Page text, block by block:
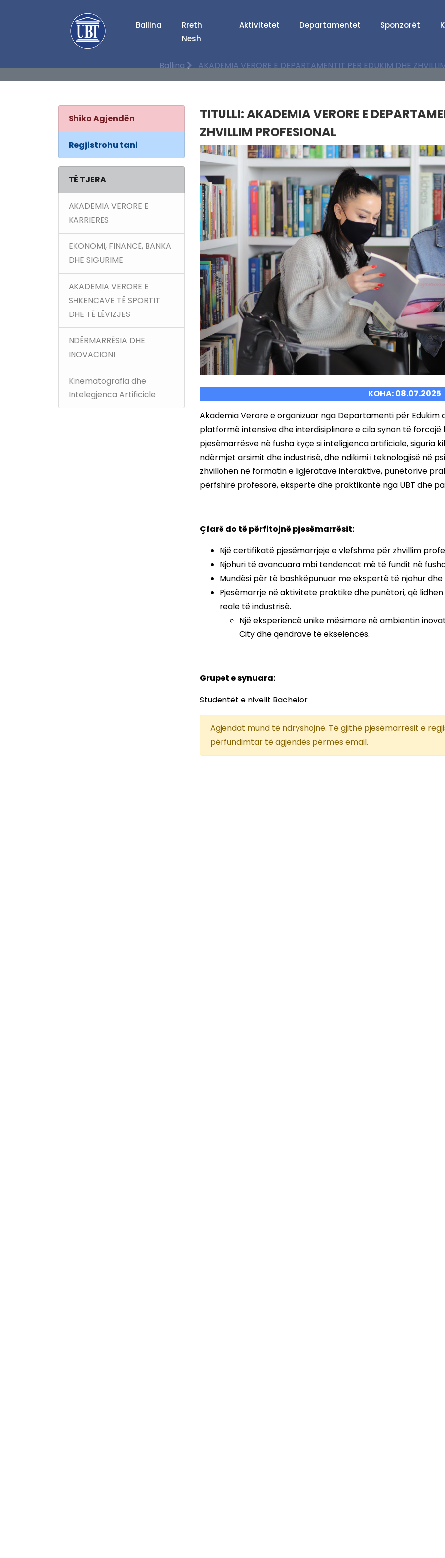
Ballina
Rreth
Nesh
Aktivitetet Departamentet Sponzorët
Ballina AKADEMIA VERORE E DEPARTAMENTIT PER EDUKIM DHE
Shiko Agjendën
Regjistrohu tani
TË TJERA
AKADEMIA VERORE E
KARRIERËS
EKONOMI, FINANCË, BANKA
DHE SIGURIME
AKADEMIA VERORE E
SHKENCAVE TË SPORTIT
DHE TË LËVIZJES
NDËRMARRËSIA DHE
INOVACIONI
Kinematografia dhe
Intelegjenca Artificiale
TITULLI: AKADEMIA VERORE E
ZHVILLIM PROFESIONAL
KOHA: 08.07.2025
Akademia Verore e organizuar nga Departamenti për Edukim
platformë intensive dhe interdisiplinare e cila synon të
pjesëmarrësve në fusha kyçe si inteligjenca artificiale, siguria
ndërmjet arsimit dhe industrisë, dhe ndikimi i teknologjisë në
zhvillohen në formatin e ligjëratave interaktive, punëtorive
përfshirë profesorë, ekspertë dhe praktikantë nga UBT dhe
Çfarë do të përfitojnë pjesëmarrësit:
Një certifikatë pjesëmarrjeje e vlefshme për zhvillim
Njohuri të avancuara mbi tendencat më të fundit në
Mundësi për të bashkëpunuar me ekspertë të njohur
Pjesëmarrje në aktivitete praktike dhe punëtori, që
reale të industrisë.
Një eksperiencë unike mësimore në ambientin
City dhe qendrave të ekselencës.
Grupet e synuara:
Studentët e nivelit Bachelor
Agjendat mund të ndryshojnë. Të gjithë pjesëmarrësit e
përfundimtar të agjendës përmes email.